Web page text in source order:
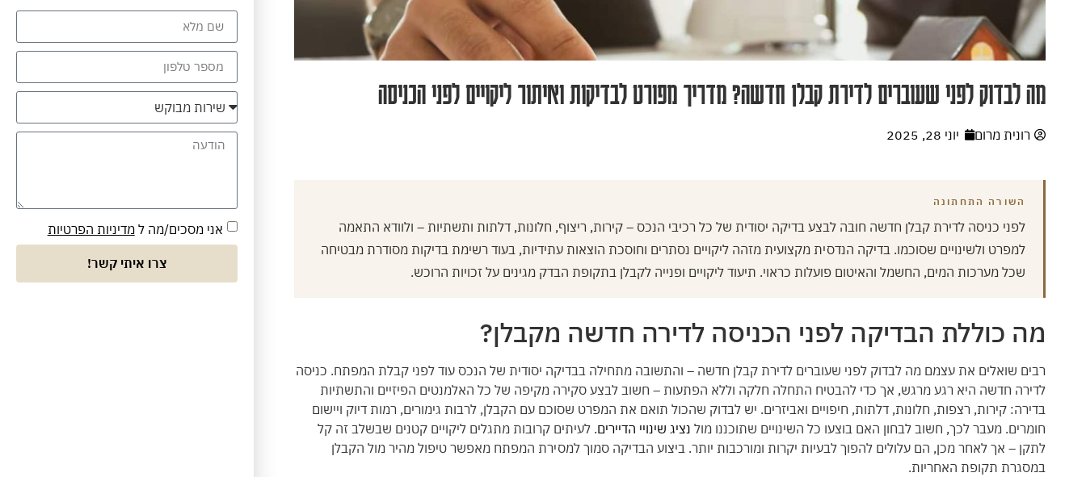
מה לבדוק לפני שעוברים לדירת קבלן חדשה? מדריך מפורט לבדיקות ואיתור ליקויים לפני הכניסה
רונית מרום יוני 28, 2025
השורה התחתונה
לפני כניסה לדירת קבלן חדשה חובה לבצע בדיקה יסודית של כל רכיבי הנכס – קירות, ריצוף, חלונות, דלתות ותשתיות – ולוודא התאמה
למפרט ולשינויים שסוכמו. בדיקה הנדסית מקצועית מזהה ליקויים נסתרים וחוסכת הוצאות עתידיות, בעוד רשימת בדיקות מסודרת מבטיחה
שכל מערכות המים, החשמל והאיטום פועלות כראוי. תיעוד ליקויים ופנייה לקבלן בתקופת הבדק מגינים על זכויות הרוכש.
מה כוללת הבדיקה לפני הכניסה לדירה חדשה מקבלן?
רבים שואלים את עצמם מה לבדוק לפני שעוברים לדירת קבלן חדשה – והתשובה מתחילה בבדיקה יסודית של הנכס עוד לפני קבלת המפתח. כניסה
לדירה חדשה היא רגע מרגש, אך כדי להבטיח התחלה חלקה וללא הפתעות – חשוב לבצע סקירה מקיפה של כל האלמנטים הפיזיים והתשתיות
בדירה: קירות, רצפות, חלונות, דלתות, חיפויים ואביזרים. יש לבדוק שהכול תואם את המפרט שסוכם עם הקבלן, לרבות גימורים, רמות דיוק ויישום
חומרים. מעבר לכך, חשוב לבחון האם בוצעו כל השינויים שתוכננו מול נציג שינויי הדיירים. לעיתים קרובות מתגלים ליקויים קטנים שבשלב זה קל
לתקן – אך לאחר מכן, הם עלולים להפוך לבעיות יקרות ומורכבות יותר. ביצוע הבדיקה סמוך למסירת המפתח מאפשר טיפול מהיר מול הקבלן
במסגרת תקופת האחריות.
אני מסכים/מה למדיניות הפרטיות
צרו איתי קשר!